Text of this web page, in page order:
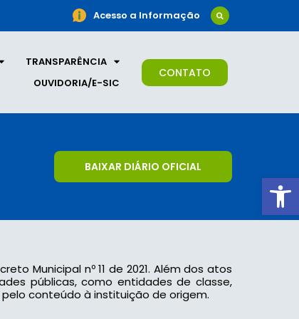
Acesso a Informação
TRANSPARÊNCIA
OUVIDORIA/E-SIC
CONTATO
BAIXAR DIÁRIO OFICIAL
Municipal nº 11 de 2021. Além dos atos
públicas, como entidades de classe,
conteúdo à instituição de origem.